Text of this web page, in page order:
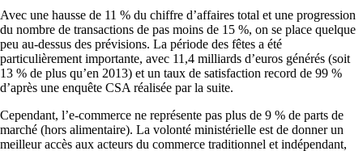
Avec une hausse de 11 % du chiffre d’affaires total et une progression
du nombre de transactions de pas moins de 15 %, on se place quelque
peu au-dessus des prévisions. La période des fêtes a été
particulièrement importante, avec 11,4 milliards d’euros générés (soit
13 % de plus qu’en 2013) et un taux de satisfaction record de 99 %
d’après une enquête CSA réalisée par la suite.
Cependant, l’e-commerce ne représente pas plus de 9 % de parts de
marché (hors alimentaire). La volonté ministérielle est de donner un
meilleur accès aux acteurs du commerce traditionnel et indépendant,